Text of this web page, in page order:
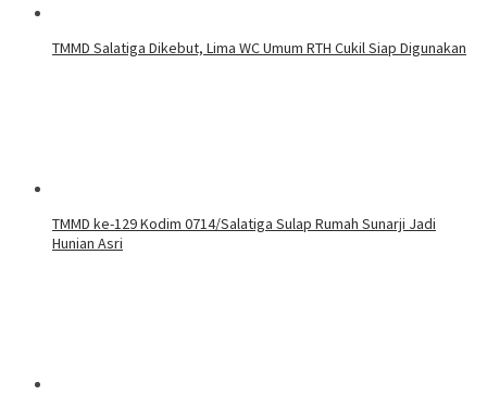
TMMD Salatiga Dikebut, Lima WC Umum RTH Cukil Siap Digunakan
TMMD ke-129 Kodim 0714/Salatiga Sulap Rumah Sunarji Jadi
Hunian Asri